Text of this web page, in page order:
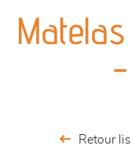
séjours
meubles de
Retour